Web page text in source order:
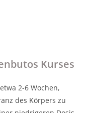
Kurses
2-6 Wochen,
des Körpers zu